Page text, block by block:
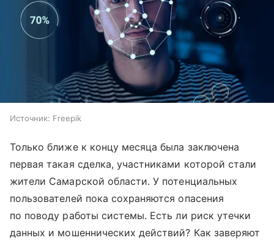
Источник: Freepik
Только ближе к концу месяца была заключена
первая такая сделка, участниками которой стали
жители Самарской области. У потенциальных
пользователей пока сохраняются опасения
по поводу работы системы. Есть ли риск утечки
данных и мошеннических действий? Как заверяют